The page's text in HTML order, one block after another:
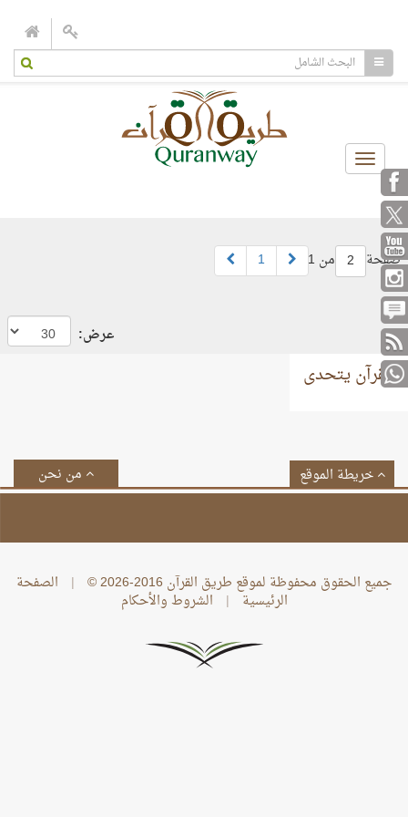
Toggle
navigation
صفحة 2 من 1 1
عرض:
القرآن يتحدى
من نحن خريطة الموقع
جميع الحقوق محفوظة لموقع طريق القرآن 2016-2026 © | الصفحة
الرئيسية | الشروط والأحكام